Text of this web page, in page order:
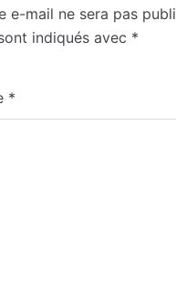
e-mail ne sera pas
indiqués avec *
*